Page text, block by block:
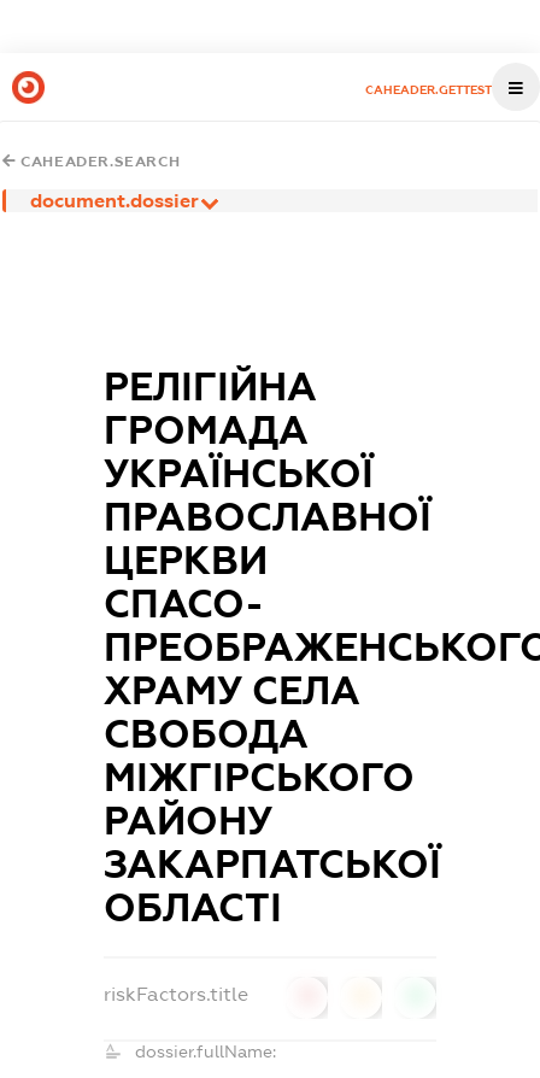
CAHEADER.GETTEST
CAHEADER.SEARCH
document.dossier
РЕЛІГІЙНА
ГРОМАДА
УКРАЇНСЬКОЇ
ПРАВОСЛАВНОЇ
ЦЕРКВИ
СПАСО-
ХРАМУ СЕЛА
СВОБОДА
МІЖГІРСЬКОГО
РАЙОНУ
ЗАКАРПАТСЬКОЇ
ОБЛАСТІ
riskFactors.title
dossier.fullName: